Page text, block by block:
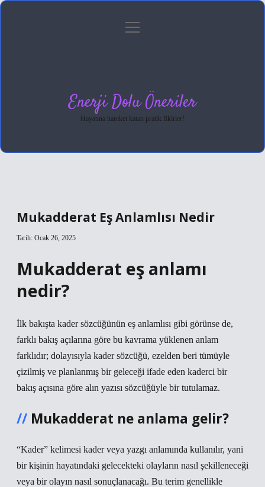
Gizlilik Politikası
menüyü
Enerji Dolu Öneriler
Hayatına hareket katan pratik fikirler!
Mukadderat Eş Anlamlısı Nedir
Tarih: Ocak 26, 2025
Mukadderat eş anlamı
nedir?
İlk bakışta kader sözcüğünün eş anlamlısı gibi görünse de,
farklı bakış açılarına göre bu kavrama yüklenen anlam
farklıdır; dolayısıyla kader sözcüğü, ezelden beri tümüyle
çizilmiş ve planlanmış bir geleceği ifade eden kaderci bir
bakış açısına göre alın yazısı sözcüğüyle bir tutulamaz.
Mukadderat ne anlama gelir?
“Kader” kelimesi kader veya yazgı anlamında kullanılır, yani
bir kişinin hayatındaki gelecekteki olayların nasıl şekilleneceği
veya bir olayın nasıl sonuçlanacağı. Bu terim genellikle